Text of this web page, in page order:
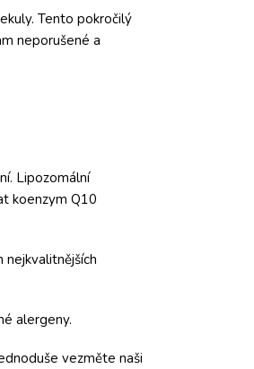
Tento pokročilý
neporušené a
Lipozomální
koenzym Q10
nejkvalitnějších
alergeny.
vezměte naši